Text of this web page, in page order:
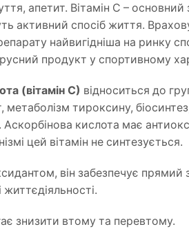
апетит. Вітамін С –
активний спосіб життя.
найвигідніша на ринку
продукт у спортивному
(вітамін С) відноситься до
метаболізм тироксину,
Аскорбінова кислота має
цей вітамін не синтезується.
він забезпечує прямий
життєдіяльності.
знизити втому та перевтому.